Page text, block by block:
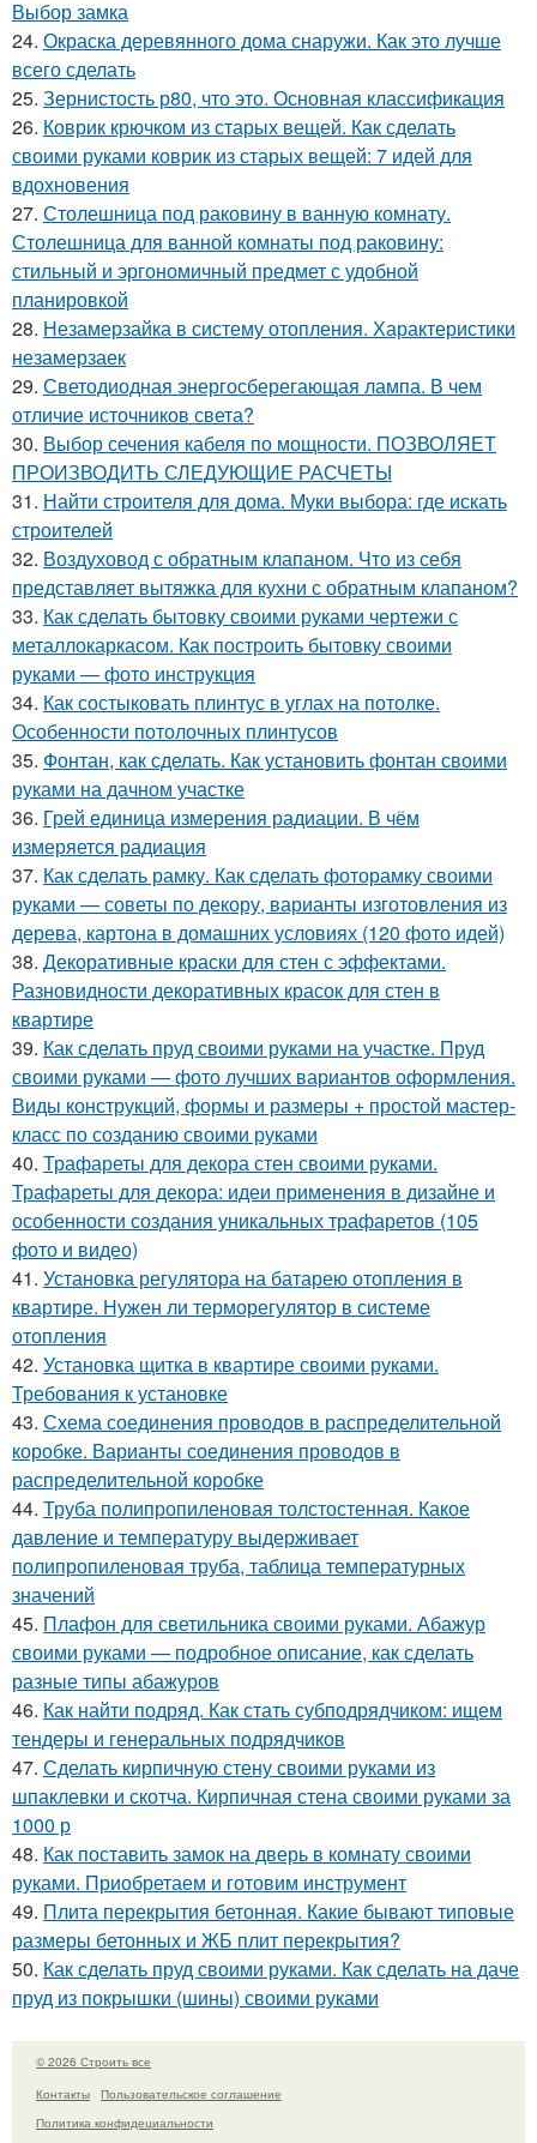
Выбор замка
24. Окраска деревянного дома снаружи. Как это лучше
всего сделать
25. Зернистость р80, что это. Основная классификация
26. Коврик крючком из старых вещей. Как сделать
своими руками коврик из старых вещей: 7 идей для
вдохновения
27. Столешница под раковину в ванную комнату.
Столешница для ванной комнаты под раковину:
стильный и эргономичный предмет с удобной
планировкой
28. Незамерзайка в систему отопления. Характеристики
незамерзаек
29. Светодиодная энергосберегающая лампа. В чем
отличие источников света?
30. Выбор сечения кабеля по мощности. ПОЗВОЛЯЕТ
ПРОИЗВОДИТЬ СЛЕДУЮЩИЕ РАСЧЕТЫ
31. Найти строителя для дома. Муки выбора: где искать
строителей
32. Воздуховод с обратным клапаном. Что из себя
представляет вытяжка для кухни с обратным клапаном?
33. Как сделать бытовку своими руками чертежи с
металлокаркасом. Как построить бытовку своими
руками — фото инструкция
34. Как состыковать плинтус в углах на потолке.
Особенности потолочных плинтусов
35. Фонтан, как сделать. Как установить фонтан своими
руками на дачном участке
36. Грей единица измерения радиации. В чём
измеряется радиация
37. Как сделать рамку. Как сделать фоторамку своими
руками — советы по декору, варианты изготовления из
дерева, картона в домашних условиях (120 фото идей)
38. Декоративные краски для стен с эффектами.
Разновидности декоративных красок для стен в
квартире
39. Как сделать пруд своими руками на участке. Пруд
своими руками — фото лучших вариантов оформления.
Виды конструкций, формы и размеры + простой мастер-
класс по созданию своими руками
40. Трафареты для декора стен своими руками.
Трафареты для декора: идеи применения в дизайне и
особенности создания уникальных трафаретов (105
фото и видео)
41. Установка регулятора на батарею отопления в
квартире. Нужен ли терморегулятор в системе
отопления
42. Установка щитка в квартире своими руками.
Требования к установке
43. Схема соединения проводов в распределительной
коробке. Варианты соединения проводов в
распределительной коробке
44. Труба полипропиленовая толстостенная. Какое
давление и температуру выдерживает
полипропиленовая труба, таблица температурных
значений
45. Плафон для светильника своими руками. Абажур
своими руками — подробное описание, как сделать
разные типы абажуров
46. Как найти подряд. Как стать субподрядчиком: ищем
тендеры и генеральных подрядчиков
47. Сделать кирпичную стену своими руками из
шпаклевки и скотча. Кирпичная стена своими руками за
1000 р
48. Как поставить замок на дверь в комнату своими
руками. Приобретаем и готовим инструмент
49. Плита перекрытия бетонная. Какие бывают типовые
размеры бетонных и ЖБ плит перекрытия?
50. Как сделать пруд своими руками. Как сделать на даче
пруд из покрышки (шины) своими руками
© 2026 Строить все
Контакты
Пользовательское соглашение
Политика конфидециальности